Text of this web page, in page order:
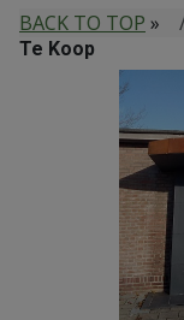
BACK TO TOP »
Te Koop